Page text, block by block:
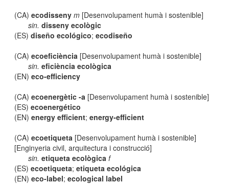
(CA)ecodisseny m [Desenvolupament humà i sostenible]
sin. disseny ecològic
(ES)diseño ecológico;ecodiseño
(CA)ecoeficiència [Desenvolupament humà i sostenible]
sin. eficiència ecològica
(EN)eco-efficiency
(CA)ecoenergètic -a [Desenvolupament humà i sostenible]
(ES)ecoenergético
(EN)energy efficient;energy-efficient
(CA)ecoetiqueta [Desenvolupament humà i sostenible]
[Enginyeria civil, arquitectura i construcció]
sin. etiqueta ecològica f
(ES)ecoetiqueta;etiqueta ecológica
(EN)eco-label;ecological label